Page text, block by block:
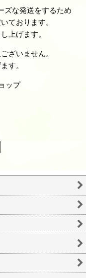
ズな発送をするため
ております。
上げます。
ざいません。
す。
ップ